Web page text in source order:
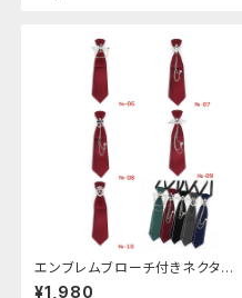
エンブレムブローチ付きネクタイ
(レッド)
¥1,980